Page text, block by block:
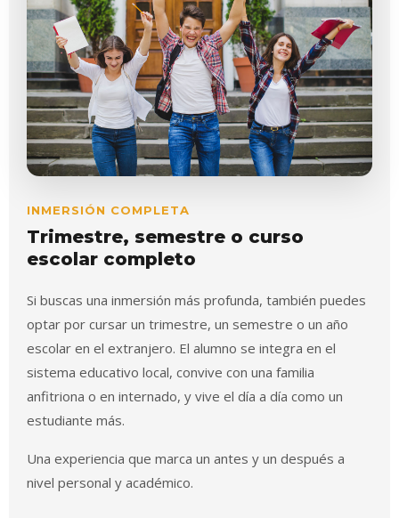
INMERSIÓN COMPLETA
Trimestre, semestre o curso
escolar completo
Si buscas una inmersión más profunda, también puedes
optar por cursar un trimestre, un semestre o un año
escolar en el extranjero. El alumno se integra en el
sistema educativo local, convive con una familia
anfitriona o en internado, y vive el día a día como un
estudiante más.
Una experiencia que marca un antes y un después a
nivel personal y académico.